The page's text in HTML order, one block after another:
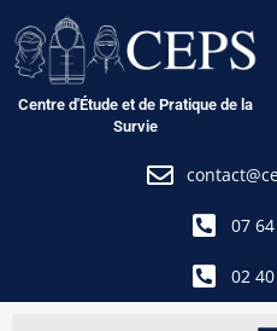
au
contenu
Centre d'Étude et de Pratique de la
Survie
07
02